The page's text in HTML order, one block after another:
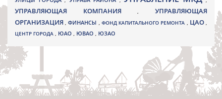
УПРАВЛЯЮЩАЯ КОМПАНИЯ,УПРАВЛЯЮЩАЯ
ОРГАНИЗАЦИЯ,ФИНАНСЫ , ФОНД КАПИТАЛЬНОГО РЕМОНТА , ЦАО,
ЦЕНТР ГОРОДА , ЮАО , ЮВАО , ЮЗАО